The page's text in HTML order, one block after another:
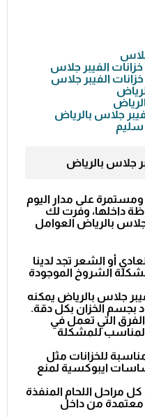
جلاس
الفيبر جلاس
الفيبر جلاس
جلاس بالرياض
سليم
جلاس بالرياض
ومستمرة على مدار اليوم
داخلها، وفرت لك
بالرياض العوامل
أو الشعر تجد لدينا
الشروخ الموجودة
جلاس بالرياض يمكنه
بجسم الخزان بكل دقة.
التي تعمل في
المناسب للمشكلة
للخزانات مثل
ايبوكسية لمنع
مراحل اللحام المنفذة
من داخل